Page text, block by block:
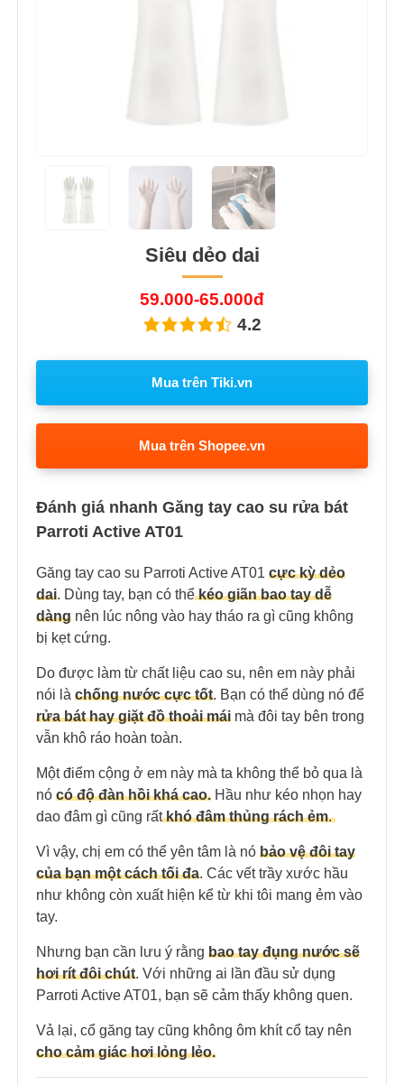
Siêu dẻo dai
59.000-65.000đ
4.2
Mua trên Tiki.vn
Mua trên Shopee.vn
Đánh giá nhanh Găng tay cao su rửa bát
Parroti Active AT01
Găng tay cao su Parroti Active AT01 cực kỳ dẻo
dai. Dùng tay, bạn có thểkéo giãn bao tay dễ
dàng nên lúc nông vào hay tháo ra gì cũng không
bị kẹt cứng.
Do được làm từ chất liệu cao su, nên em này phải
nói là chống nước cực tốt. Bạn có thể dùng nó để
rửa bát hay giặt đồ thoải mái mà đôi tay bên trong
vẫn khô ráo hoàn toàn.
Một điểm cộng ở em này mà ta không thể bỏ qua là
nó có độ đàn hồi khá cao. Hầu như kéo nhọn hay
dao đâm gì cũng rấtkhó đâm thủng rách ẻm.
Vì vậy, chị em có thể yên tâm là nó bảo vệ đôi tay
của bạn một cách tối đa. Các vết trầy xước hầu
như không còn xuất hiện kể từ khi tôi mang ẻm vào
tay.
Nhưng bạn cần lưu ý rằng bao tay đụng nước sẽ
hơi rít đôi chút. Với những ai lần đầu sử dụng
Parroti Active AT01, bạn sẽ cảm thấy không quen.
Vả lại, cổ găng tay cũng không ôm khít cổ tay nên
cho cảm giác hơi lỏng lẻo.